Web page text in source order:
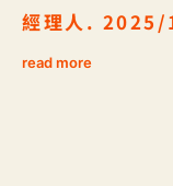
經理人.
read more